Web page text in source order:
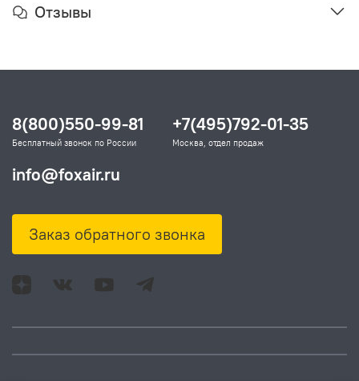
Отзывы
8(800)550-99-81
Бесплатный звонок по России
+7(495)792-01-35
Москва, отдел продаж
info@foxair.ru
Заказ обратного звонка